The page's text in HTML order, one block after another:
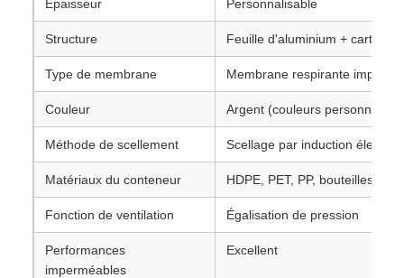
Épaisseur Personnalisable
Structure Feuille d'aluminium + carton
Type de membrane Membrane respirante
Couleur Argent (couleurs
Méthode de scellement Scellage par induction
Matériaux du conteneur HDPE, PET, PP, bouteilles
Fonction de ventilation Égalisation de pression
Performances
imperméables
Excellent